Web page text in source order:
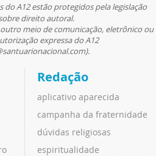
do A12 estão protegidos pela legislação
direito autoral.
meio de comunicação, eletrônico ou
expressa do A12
Redação
aplicativo aparecida
campanha da fraternidade
dúvidas religiosas
espiritualidade